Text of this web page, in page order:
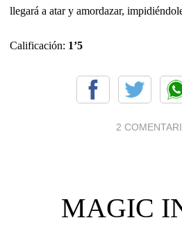
llegará a atar y amordazar,
Calificación: 1’5
2
MAGIC